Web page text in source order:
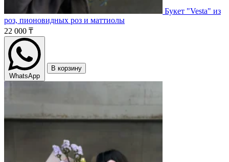
Букет "Vesta" из
роз, пионовидных роз и маттиолы
22 000 ₸
WhatsApp
В корзину